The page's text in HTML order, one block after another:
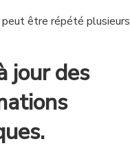
être répété plusieurs
jour des